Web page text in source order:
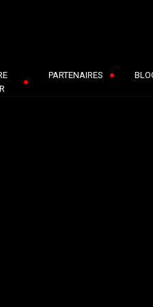
PARTENAIRES